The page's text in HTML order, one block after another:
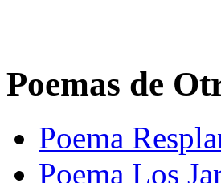
Poemas de
Poema
Poema Los